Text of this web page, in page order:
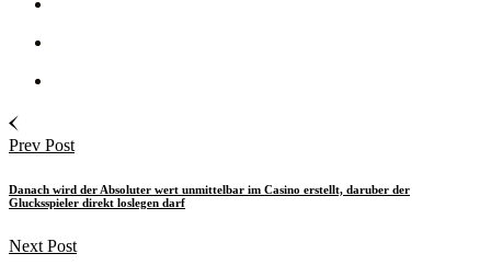
Prev Post
Danach wird der Absoluter wert unmittelbar im Casino erstellt, daruber der
Glucksspieler direkt loslegen darf
Next Post